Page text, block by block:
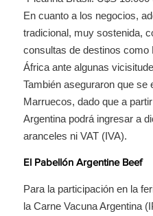
En cuanto a los negocios,
tradicional, muy sostenida,
consultas de destinos como
África ante algunas
También aseguraron que se
Marruecos, dado que a
Argentina podrá ingresar a
aranceles ni VAT (IVA).
El Pabellón Argentine Beef
Para la participación en la
la Carne Vacuna Argentina